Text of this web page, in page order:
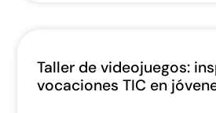
Taller de videojuegos:
vocaciones TIC en